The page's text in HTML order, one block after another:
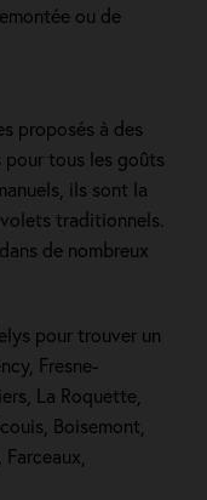
ou de
proposés à des
tous les goûts
ils sont la
traditionnels.
de nombreux
pour trouver un
Fresne-
La Roquette,
Boisemont,